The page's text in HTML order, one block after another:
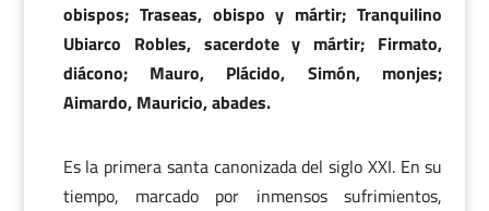
obispos; Traseas, obispo y mártir; Tranquilino
Ubiarco Robles, sacerdote y mártir; Firmato,
diácono; Mauro, Plácido, Simón, monjes;
Aimardo, Mauricio, abades.
Es la primera santa canonizada del siglo XXI. En su
tiempo, marcado por inmensos sufrimientos,